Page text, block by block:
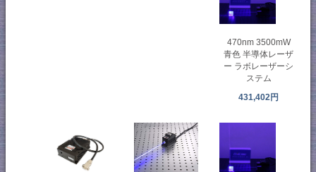
470nm 3500mW
青色 半導体レーザ
ー ラボレーザーシ
ステム
431,402円